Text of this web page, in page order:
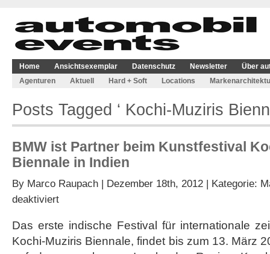
Home Ansichtsexemplar Datenschutz Newsletter
Über
Agenturen
Aktuell Hard + Soft Locations
Posts Tagged ‘ Kochi-Muziris
BMW ist Partner beim Kunstfestival
Biennale in Indien
By Marco Raupach | Dezember 18th, 2012 | Kategorie:
deaktiviertfür
Partner
beim
Das erste indische Festival für internationale
Kochi-Muziris Biennale, findet bis zum 13. März